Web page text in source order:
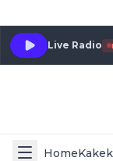
Live Radio
Home